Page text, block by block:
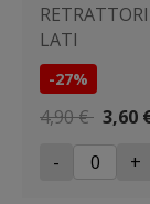
LATI
-27%
4,90 € 3,60
-
+